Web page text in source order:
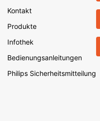
Kontakt
Produkte
Infothek
Bedienungsanleitungen
Philips Sicherheitsmitteilung